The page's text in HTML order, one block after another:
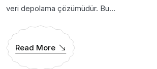
veri depolama çözümüdür. Bu...
Read More